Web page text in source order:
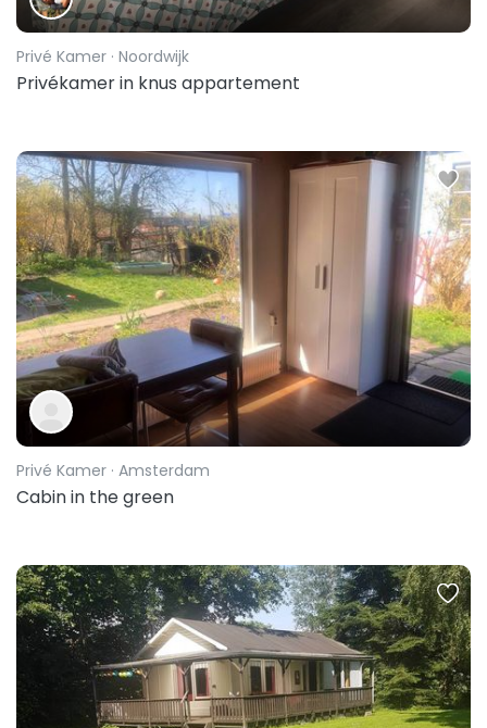
Privé Kamer · Noordwijk
Privékamer in knus appartement
Privé Kamer · Amsterdam
Cabin in the green